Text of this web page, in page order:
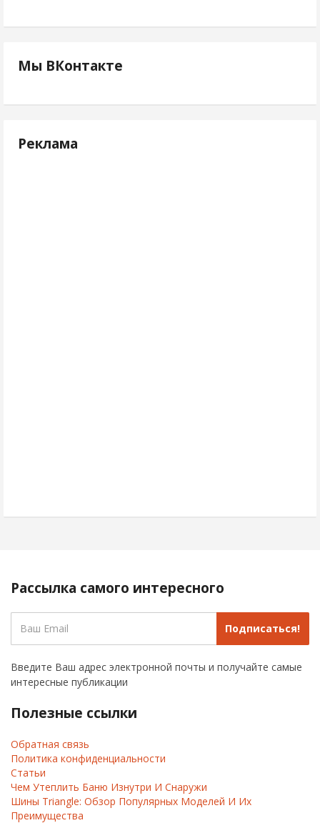
Мы ВКонтакте
Реклама
Рассылка самого интересного
Подписаться!
Введите Ваш адрес электронной почты и получайте самые
интересные публикации
Полезные ссылки
Обратная связь
Политика конфиденциальности
Статьи
Чем Утеплить Баню Изнутри И Снаружи
Шины Triangle: Обзор Популярных Моделей И Их
Преимущества